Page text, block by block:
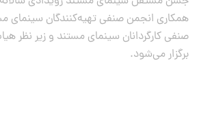
همکاری انجمن صنفی تهیه‌کنندگان سینمای
صنفی کارگردانان سینمای مستند و زیر نظر
برگزار می‌شود.